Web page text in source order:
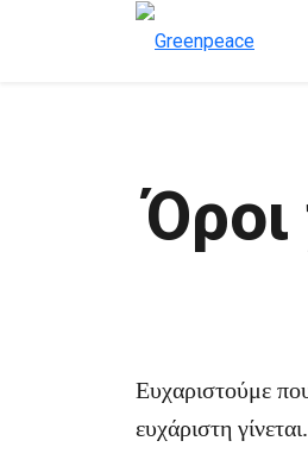
Ευχαριστούμε
ευχάριστη γίνεται.